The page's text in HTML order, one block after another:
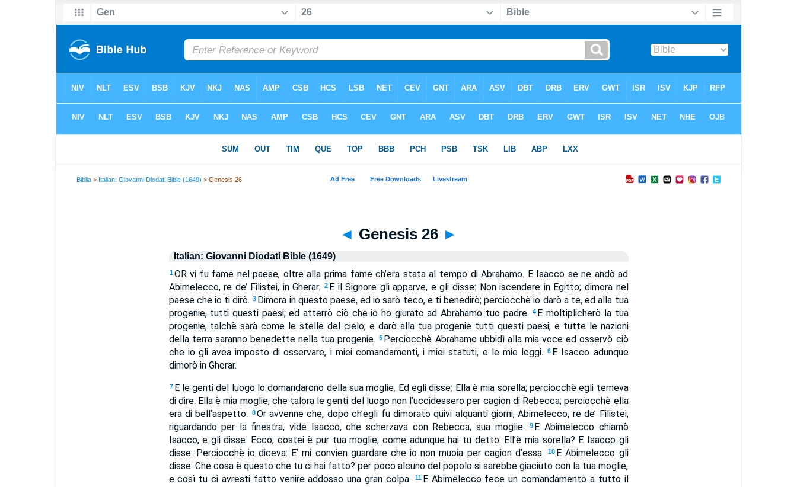
Biblia > Italian: Giovanni Diodati Bible (1649) > Genesis 26
◄ Genesis 26 ►
Italian: Giovanni Diodati Bible (1649)
1 OR vi fu fame nel paese, oltre alla prima fame ch’era stata al tempo di Abrahamo. E Isacco se ne andò ad
Abimelecco, re de’ Filistei, in Gherar.
2 E il Signore gli apparve, e gli disse: Non iscendere in Egitto; dimora nel
paese che io ti dirò. 3 Dimora in questo paese, ed io sarò teco, e ti benedirò; perciocchè io darò a te, ed alla tua
progenie, tutti questi paesi; ed atterrò ciò che io ho giurato ad Abrahamo tuo padre.
4 E moltiplicherò la tua
progenie, talchè sarà come le stelle del cielo; e darò alla tua progenie tutti questi paesi; e tutte le nazioni
della terra saranno benedette nella tua progenie.
5 Perciocchè Abrahamo ubbidì alla mia voce ed osservò ciò
che io gli avea imposto di osservare, i miei comandamenti, i miei statuti, e le mie leggi.
6 E Isacco adunque
dimorò in Gherar.
7 E le genti del luogo lo domandarono della sua moglie. Ed egli disse: Ella è mia sorella; perciocchè egli temeva
di dire: Ella è mia moglie; che talora le genti del luogo non l’uccidessero per cagion di Rebecca; perciocchè ella
era di bell’aspetto.
8Or avvenne che, dopo ch’egli fu dimorato quivi alquanti giorni, Abimelecco, re de’ Filistei,
riguardando per la finestra, vide Isacco, che scherzava con Rebecca, sua moglie.
9 E Abimelecco chiamò
Isacco, e gli disse: Ecco, costei è pur tua moglie; come adunque hai tu detto: Ell’è mia sorella? E Isacco gli
disse: Perciocchè io diceva: E’ mi convien guardare che io non muoia per cagion d’essa.
10 E Abimelecco gli
disse: Che cosa è questo che tu ci hai fatto? per poco alcuno del popolo si sarebbe giaciuto con la tua moglie,
e così tu ci avresti fatto venire addosso una gran colpa.
11 E Abimelecco fece un comandamento a tutto il